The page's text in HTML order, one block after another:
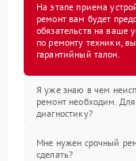
На этапе приема
ремонт вам будет
обязательств на ваше
по ремонту техники,
гарантийный талон.
Я уже знаю в чем
ремонт необходим. Для
диагностику?
Мне нужен срочный
сделать?